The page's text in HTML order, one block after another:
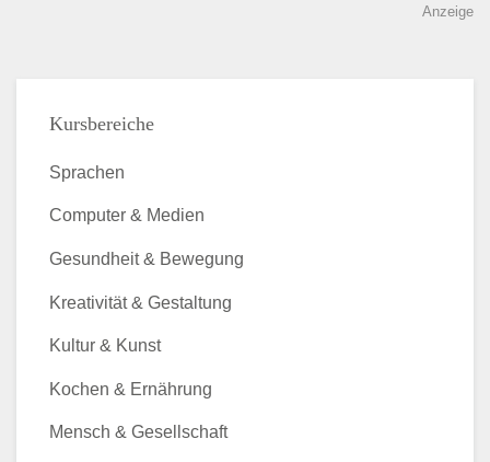
Anzeige
Kursbereiche
Sprachen
Computer & Medien
Gesundheit & Bewegung
Kreativität & Gestaltung
Kultur & Kunst
Kochen & Ernährung
Mensch & Gesellschaft